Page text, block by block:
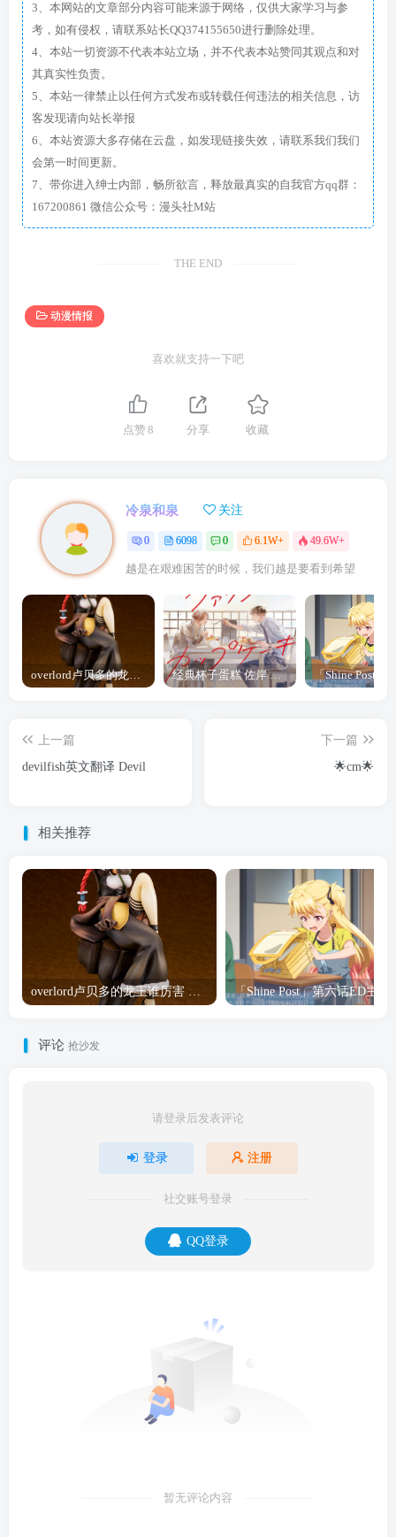
3、本网站的文章部分内容可能来源于网络，仅供大家学习与参
考，如有侵权，请联系站长QQ374155650进行删除处理。
4、本站一切资源不代表本站立场，并不代表本站赞同其观点和对
其真实性负责。
5、本站一律禁止以任何方式发布或转载任何违法的相关信息，访
客发现请向站长举报
6、本站资源大多存储在云盘，如发现链接失效，请联系我们我们
会第一时间更新。
7、带你进入绅士内部，畅所欲言，释放最真实的自我官方qq群：
167200861 微信公众号：漫头社M站
THE END
动漫情报
喜欢就支持一下吧
点赞8 分享 收藏
冷泉和泉 关注
0 6098 0 6.1W+ 49.6W+
越是在艰难困苦的时候，我们越是要看到希望
overlord卢贝多的龙王谁厉害 「Overlord」露普斯蕾琪娜·贝塔手办开订 经典杯子蛋糕 佐岸 漫画「经典杯子蛋糕」宣布真人日剧化
上一篇
devilfish英文翻译 Devil
下一篇
🌟cm🌟
相关推荐
评论 抢沙发
请登录后发表评论
登录 注册
社交账号登录
QQ登录
暂无评论内容